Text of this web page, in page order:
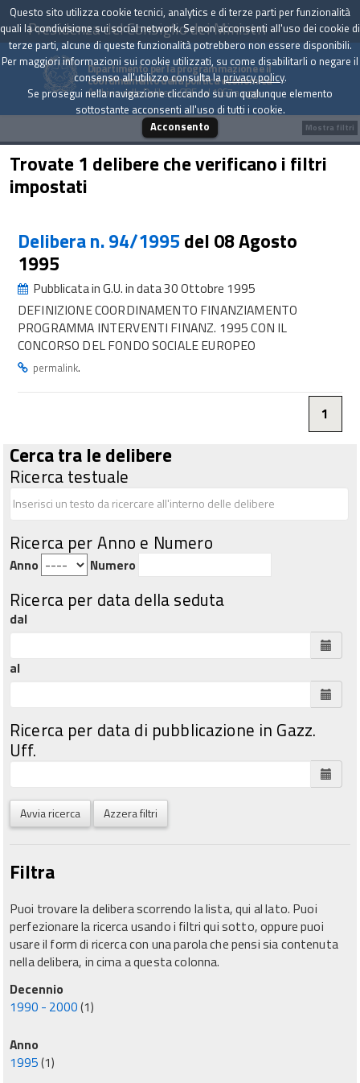
Presidenza del Consiglio dei Ministri
Dipartimento per la programmazione e il
coordinamento della politica economica
Archivio delle Delibere CIPE dal 1967 a oggi
Trovate 1 delibere che verificano i filtri
impostati
Delibera n. 94/1995 del 08 Agosto
1995
Pubblicata in G.U. in data 30 Ottobre 1995
DEFINIZIONE COORDINAMENTO FINANZIAMENTO
PROGRAMMA INTERVENTI FINANZ. 1995 CON IL
CONCORSO DEL FONDO SOCIALE EUROPEO
permalink.
1
Cerca tra le delibere
Ricerca testuale
Ricerca per Anno e Numero
Anno Numero
Ricerca per data della seduta
dal
al
Ricerca per data di pubblicazione in Gazz.
Uff.
Avvia ricerca Azzera filtri
Filtra
Puoi trovare la delibera scorrendo la lista, qui al lato. Puoi
perfezionare la ricerca usando i filtri qui sotto, oppure puoi
usare il form di ricerca con una parola che pensi sia contenuta
nella delibera, in cima a questa colonna.
Decennio
1990 - 2000(1)
Anno
1995(1)
Mostra filtri
Questo sito utilizza cookie tecnici, analytics e di terze parti per funzionalità
quali la condivisione sui social network. Se non acconsenti all'uso dei cookie di
terze parti, alcune di queste funzionalità potrebbero non essere disponibili.
Per maggiori informazioni sui cookie utilizzati, su come disabilitarli o negare il
consenso all'utilizzo consulta laprivacy policy.
Se prosegui nella navigazione cliccando su un qualunque elemento
sottostante acconsenti all'uso di tutti i cookie.
Acconsento